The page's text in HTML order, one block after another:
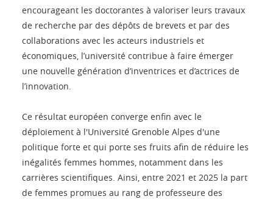
encourageant les doctorantes à valoriser leurs travaux
de recherche par des dépôts de brevets et par des
collaborations avec les acteurs industriels et
économiques, l’université contribue à faire émerger
une nouvelle génération d’inventrices et d’actrices de
l’innovation.
Ce résultat européen converge enfin avec le
déploiement à l'Université Grenoble Alpes d'une
politique forte et qui porte ses fruits afin de réduire les
inégalités femmes hommes, notamment dans les
carrières scientifiques. Ainsi, entre 2021 et 2025 la part
de femmes promues au rang de professeure des